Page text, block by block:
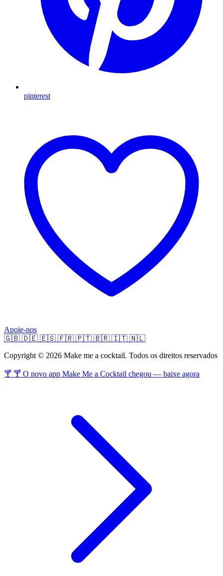
pinterest
Apoie-nos
🇬🇧 🇩🇪 🇪🇸 🇫🇷 🇵🇹 🇧🇷 🇮🇹 🇳🇱
Copyright © 2026 Make me a cocktail. Todos os direitos reservados
🍸 🍸 O novo app Make Me a Cocktail chegou — baixe agora